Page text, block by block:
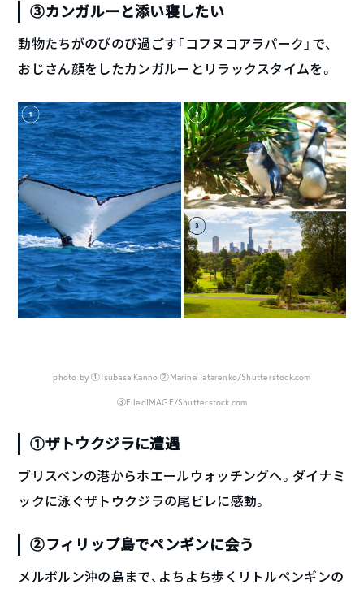
③カンガルーと添い寝したい
動物たちがのびのび過ごす「コフヌコアラパーク」で、
おじさん顔をしたカンガルーとリラックスタイムを。
photo by ①Tsubasa Kanno ②Marina Tatarenko/Shutterstock.com
③FiledIMAGE/Shutterstock.com
①ザトウクジラに遭遇
ブリスベンの港からホエールウォッチングへ。ダイナミ
ックに泳ぐザトウクジラの尾ビレに感動。
②フィリップ島でペンギンに会う
メルボルン沖の島まで、よちよち歩くリトルペンギンの